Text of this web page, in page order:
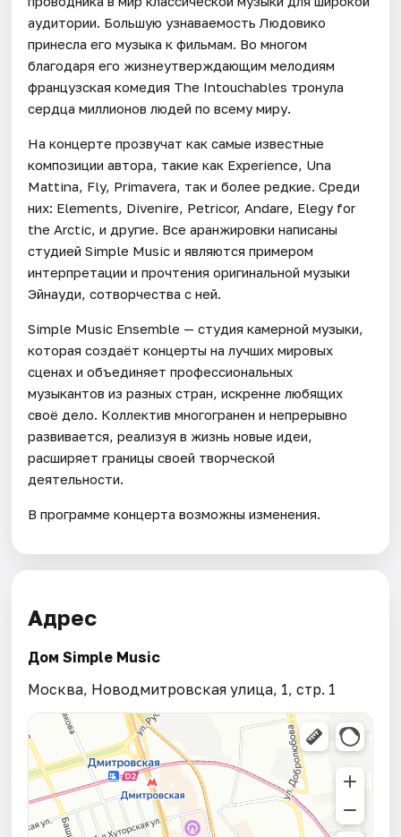
аудитории. Большую узнаваемость Людовико
принесла его музыка к фильмам. Во многом
благодаря его жизнеутверждающим мелодиям
французская комедия The Intouchables тронула
сердца миллионов людей по всему миру.
На концерте прозвучат как самые известные
композиции автора, такие как Experience, Una
Mattina, Fly, Primavera, так и более редкие. Среди
них: Elements, Divenire, Petricor, Andare, Elegy for
the Arctic, и другие. Все аранжировки написаны
студией Simple Music и являются примером
интерпретации и прочтения оригинальной музыки
Эйнауди, сотворчества с ней.
Simple Music Ensemble — студия камерной музыки,
которая создаёт концерты на лучших мировых
сценах и объединяет профессиональных
музыкантов из разных стран, искренне любящих
своё дело. Коллектив многогранен и непрерывно
развивается, реализуя в жизнь новые идеи,
расширяет границы своей творческой
деятельности.
В программе концерта возможны изменения.
Адрес
Дом Simple Music
Москва, Новодмитровская улица, 1, стр. 1